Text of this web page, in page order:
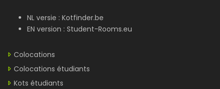
NL versie : Kotfinder.be
EN version : Student-Rooms.eu
Colocations
Colocations étudiants
Kots étudiants